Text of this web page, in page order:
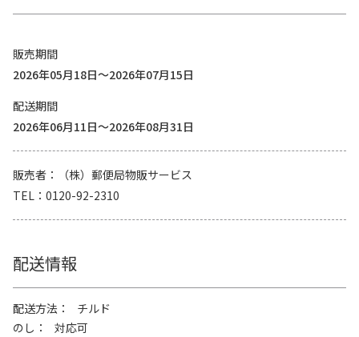
販売期間
2026年05月18日～2026年07月15日
配送期間
2026年06月11日～2026年08月31日
販売者
（株）郵便局物販サービス
TEL
0120-92-2310
配送情報
配送方法
チルド
のし
対応可